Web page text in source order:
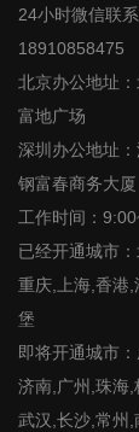
24小时微信联系
18910858475
北京办公地址
富地广场
深圳办公地址
钢富春商务大厦
工作时间：
已经开通城市
重庆,上海,香港
堡
即将开通城市
济南,广州,珠海
武汉,长沙,常州